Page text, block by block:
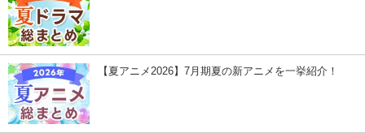
【夏アニメ2026】7月期夏の新アニメを一挙紹介！